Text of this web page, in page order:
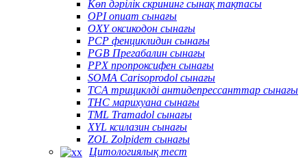
Көп дәрілік скрининг сынақ тақтасы
OPI опиат сынағы
OXY оксикодон сынағы
PCP фенциклидин сынағы
PGB Прегабалин сынағы
PPX пропроксифен сынағы
SOMA Carisoprodol сынағы
TCA трициклді антидепрессанттар сынағы
THC марихуана сынағы
TML Tramadol сынағы
XYL ксилазин сынағы
ZOL Zolpidem сынағы
Цитологиялық тест